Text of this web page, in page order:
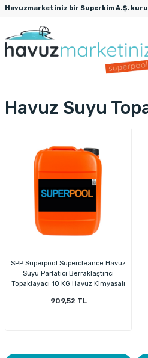
Havuzmarketiniz bir Superkim A.Ş.
Havuz Suyu
SPP Superpool Supercleance Havuz
Suyu Parlatıcı Berraklaştırıcı
Topaklayacı 10 KG Havuz Kimyasalı
909,52 TL